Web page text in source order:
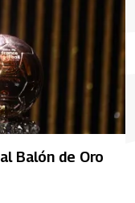
Balón de Oro